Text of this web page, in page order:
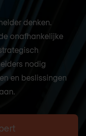
denken.
onafhankelijke
nodig
en beslissingen